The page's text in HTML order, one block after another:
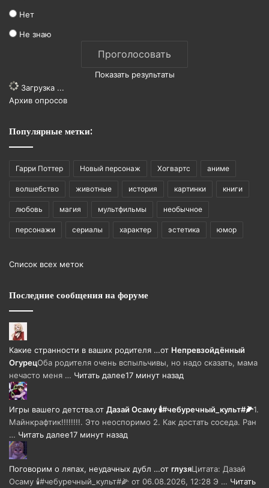
Нет
Не знаю
Показать результаты
Загрузка ...
Архив опросов
Популярные метки:
Гарри Поттер Новый персонаж Хогвартс аниме
волшебство животные история картинки книги
любовь магия мультфильмы необычное
персонажи сериалы характер эстетика юмор
Список всех меток
Последние сообщения на форуме
Какие странности в ваших родителя …от Непревзойдëнный
ОгурецОба родителя очень вспыльчивы, но надо сказать, мама
нечасто меня … Читать далее17 минут назад
Игры вашего детства.от Дазай Осаму 🕯#чебуречный_культ#🌽1.
Майнкрафтик!!!!!!!!. Это неоспоримо 2. Как достать соседа. Ран
… Читать далее17 минут назад
Поговорим о ляпах, неудачных дубл …от глузяЦитата: Дазай
Осаму 🕯#чебуречный_культ#🌽 от 06.08.2026, 12:28 Э … Читать